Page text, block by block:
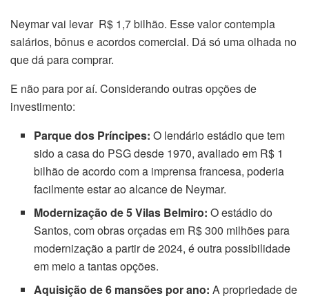
Neymar vai levar R$ 1,7 bilhão. Esse valor contempla
salários, bônus e acordos comercial. Dá só uma olhada no
que dá para comprar.
E não para por aí. Considerando outras opções de
investimento:
Parque dos Príncipes: O lendário estádio que tem
sido a casa do PSG desde 1970, avaliado em R$ 1
bilhão de acordo com a imprensa francesa, poderia
facilmente estar ao alcance de Neymar.
Modernização de 5 Vilas Belmiro: O estádio do
Santos, com obras orçadas em R$ 300 milhões para
modernização a partir de 2024, é outra possibilidade
em meio a tantas opções.
Aquisição de 6 mansões por ano: A propriedade de